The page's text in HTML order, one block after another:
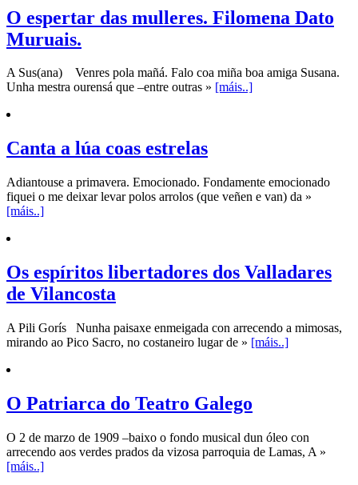
O espertar das mulleres. Filomena Dato
Muruais.
A Sus(ana) Venres pola mañá. Falo coa miña boa amiga Susana.
Unha mestra ourensá que –entre outras » [máis..]
Canta a lúa coas estrelas
Adiantouse a primavera. Emocionado. Fondamente emocionado
fiquei o me deixar levar polos arrolos (que veñen e van) da »
[máis..]
Os espíritos libertadores dos Valladares
de Vilancosta
A Pili Gorís Nunha paisaxe enmeigada con arrecendo a mimosas,
mirando ao Pico Sacro, no costaneiro lugar de » [máis..]
O Patriarca do Teatro Galego
O 2 de marzo de 1909 –baixo o fondo musical dun óleo con
arrecendo aos verdes prados da vizosa parroquia de Lamas, A »
[máis..]